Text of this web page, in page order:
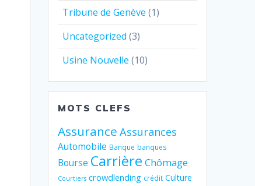
Tribune de Genève (1)
Uncategorized (3)
Usine Nouvelle (10)
MOTS CLEFS
Assurance Assurances
Automobile Banque banques
Bourse Carrière Chômage
Courtiers crowdlending crédit Culture